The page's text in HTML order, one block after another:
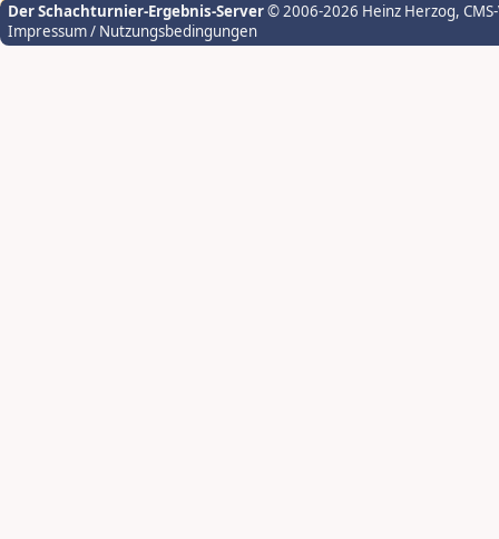
Der Schachturnier-Ergebnis-Server© 2006-2026 Heinz Herzog,
Impressum / Nutzungsbedingungen